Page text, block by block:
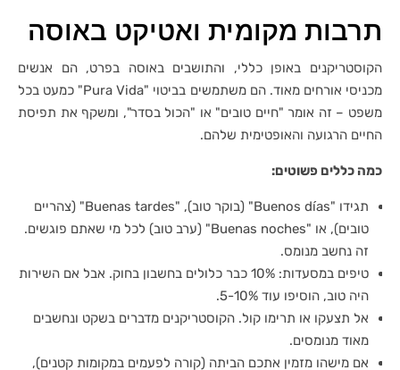
תרבות מקומית ואטיקט באוסה
הקוסטריקנים באופן כללי, והתושבים באוסה בפרט, הם אנשים
מכניסי אורחים מאוד. הם משתמשים בביטוי "Pura Vida" כמעט בכל
משפט – זה אומר "חיים טובים" או "הכול בסדר", ומשקף את תפיסת
החיים הרגועה והאופטימית שלהם.
כמה כללים פשוטים:
תגידו "Buenos días" (בוקר טוב), "Buenas tardes" (צהריים
טובים), או "Buenas noches" (ערב טוב) לכל מי שאתם פוגשים.
זה נחשב מנומס.
טיפים במסעדות: 10% כבר כלולים בחשבון בחוק. אבל אם השירות
היה טוב, הוסיפו עוד 5-10%.
אל תצעקו או תרימו קול. הקוסטריקנים מדברים בשקט ונחשבים
מאוד מנומסים.
אם מישהו מזמין אתכם הביתה (קורה לפעמים במקומות קטנים),